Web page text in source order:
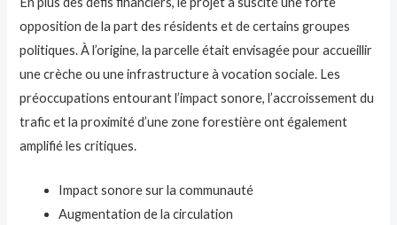
opposition de la part des résidents et de certains groupes
politiques. À l’origine, la parcelle était envisagée pour accueillir
une crèche ou une infrastructure à vocation sociale. Les
préoccupations entourant l’impact sonore, l’accroissement du
trafic et la proximité d’une zone forestière ont également
amplifié les critiques.
Impact sonore sur la communauté
Augmentation de la circulation